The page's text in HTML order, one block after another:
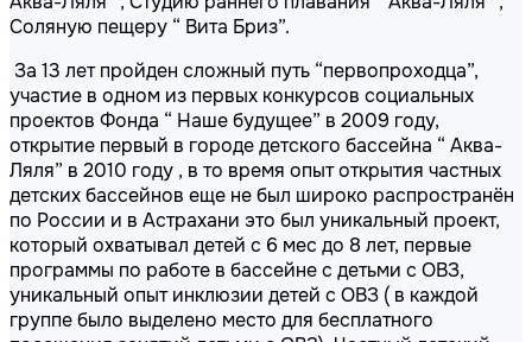
Соляную пещеру “ Вита Бриз”.
За 13 лет пройден сложный путь “первопроходца”,
участие в одном из первых конкурсов социальных
проектов Фонда “ Наше будущее” в 2009 году,
открытие первый в городе детского бассейна “ Аква-
Ляля” в 2010 году , в то время опыт открытия частных
детских бассейнов еще не был широко распространён
по России и в Астрахани это был уникальный проект,
который охватывал детей с 6 мес до 8 лет, первые
программы по работе в бассейне с детьми с ОВЗ,
уникальный опыт инклюзии детей с ОВЗ ( в каждой
группе было выделено место для бесплатного